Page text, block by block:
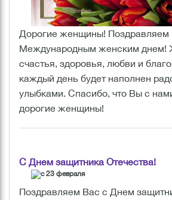
Дорогие женщины! Поздравляем
Международным женским днем!
счастья, здоровья, любви и
каждый день будет наполнен
улыбками. Спасибо, что Вы с
дорогие женщины!
С Днем защитника Отечества!
Поздравляем Вас с Днем